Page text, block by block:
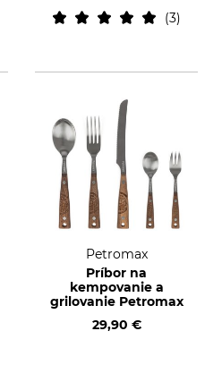
3
Petromax
Príbor na
kempovanie a
grilovanie Petromax
29,90 €